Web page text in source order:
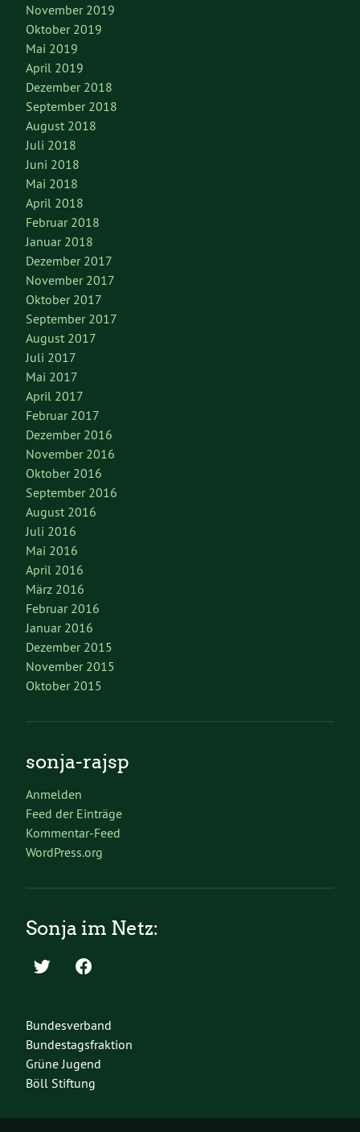
November 2019
Oktober 2019
Mai 2019
April 2019
Dezember 2018
September 2018
August 2018
Juli 2018
Juni 2018
Mai 2018
April 2018
Februar 2018
Januar 2018
Dezember 2017
November 2017
Oktober 2017
September 2017
August 2017
Juli 2017
Mai 2017
April 2017
Februar 2017
Dezember 2016
November 2016
Oktober 2016
September 2016
August 2016
Juli 2016
Mai 2016
April 2016
März 2016
Februar 2016
Januar 2016
Dezember 2015
November 2015
Oktober 2015
sonja-rajsp
Anmelden
Feed der Einträge
Kommentar-Feed
WordPress.org
Sonja im Netz:
Bundesverband
Bundestagsfraktion
Grüne Jugend
Böll Stiftung